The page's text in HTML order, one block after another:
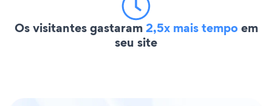
Os visitantes gastaram2,5x mais tempoem
seu site